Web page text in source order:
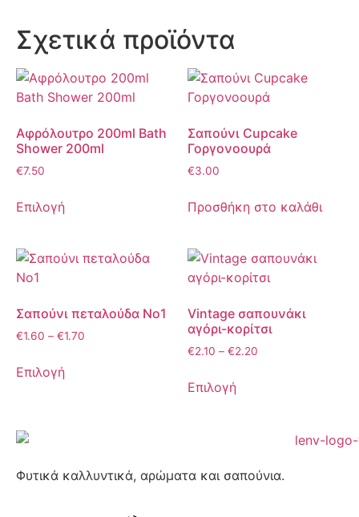
Σχετικά προϊόντα
Αφρόλουτρο 200ml Bath
Shower 200ml
€7.50
Επιλογή
Σαπούνι Cupcake
Γοργονοουρά
€3.00
Προσθήκη στο καλάθι
Σαπούνι πεταλούδα Νο1
€1.60 – €1.70
Επιλογή
Vintage σαπουνάκι
αγόρι-κορίτσι
€2.10 – €2.20
Επιλογή
Φυτικά καλλυντικά, αρώματα και σαπούνια.